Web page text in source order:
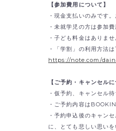
【参加費用について】
・現金支払いのみです。
・未就学児の方は参加費
・子ども料金はありませ
・「学割」の利用方法
https://note.com/
【ご予約・キャンセルに
・仮予約、キャンセル
・ご予約内容は
・予約申込後のキャン
に、とても悲しい思い